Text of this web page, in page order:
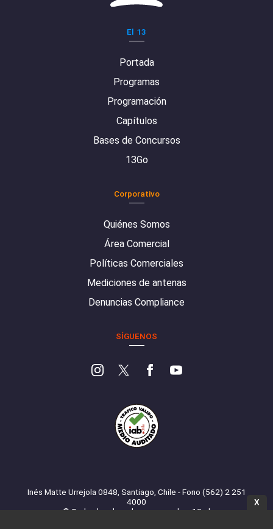
El 13
Portada
Programas
Programación
Capítulos
Bases de Concursos
13Go
Corporativo
Quiénes Somos
Área Comercial
Políticas Comerciales
Mediciones de antenas
Denuncias Compliance
SÍGUENOS
Inés Matte Urrejola 0848, Santiago, Chile - Fono (562) 2 251
4000
© Todos los derechos reservados. 13.cl
X